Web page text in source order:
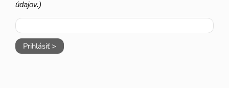
údajov.)
Prihlásiť >